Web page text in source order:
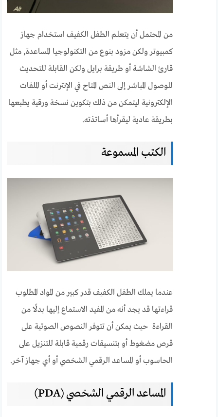
من المحتمل أن يتعلم الطفل الكفيف استخدام جهاز
كمبيوتر ولكن مزود بنوع من التكنولوجيا المساعدة, مثل
قارئ الشاشة أو طريقة برايل ولكن القابلة للتحديث
للوصول المباشر إلى النص المتاح في الإنترنت أو الملفات
الإلكترونية ليتمكن من ذلك بتكوين نسخة ورقية يطبعها
بطريقة عادية ليقرأها أساتذته.
الكتب المسموعة
عندما يملك الطفل الكفيف قدر كبير من المواد المطلوب
قراءتها قد يجد أنه من المفيد الاستماع إليها بدلًا من
القراءة حيث يمكن أن تتوفر النصوص الصوتية على
قرص مضغوط أو بتنسيقات رقمية قابلة للتنزيل على
الحاسوب أو المساعد الرقمي الشخصي أو أي جهاز آخر.
المساعد الرقمي الشخصي (PDA)